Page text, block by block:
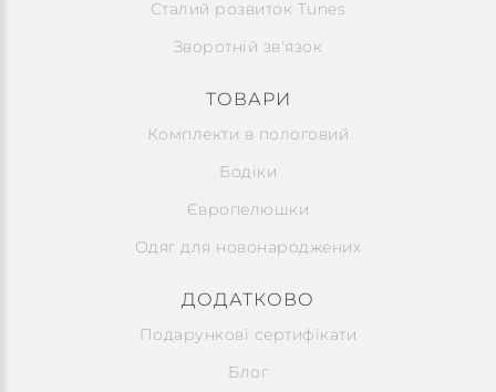
Сталий розвиток Tunes
Зворотній зв'язок
ТОВАРИ
Комплекти в пологовий
Бодіки
Європелюшки
Одяг для новонароджених
ДОДАТКОВО
Подарункові сертифікати
Блог